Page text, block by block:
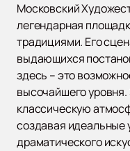
Московский
легендарная
традициями. Его
выдающихся
здесь – это
высочайшего уровня.
классическую
создавая идеальные
драматического